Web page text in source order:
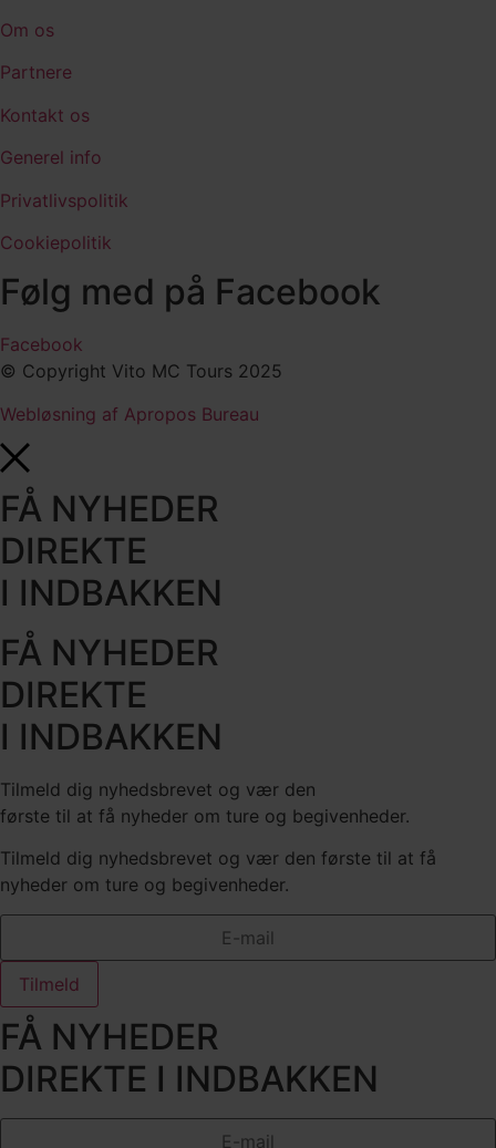
Om os
Partnere
Kontakt os
Generel info
Privatlivspolitik
Cookiepolitik
Følg med på Facebook
Facebook
© Copyright Vito MC Tours 2025
Webløsning af Apropos Bureau
FÅ NYHEDER
DIREKTE
I INDBAKKEN
FÅ NYHEDER
DIREKTE
I INDBAKKEN
Tilmeld dig nyhedsbrevet og vær den
første til at få nyheder om ture og begivenheder.
Tilmeld dig nyhedsbrevet og vær den første til at få
nyheder om ture og begivenheder.
Tilmeld
FÅ NYHEDER
DIREKTE I INDBAKKEN